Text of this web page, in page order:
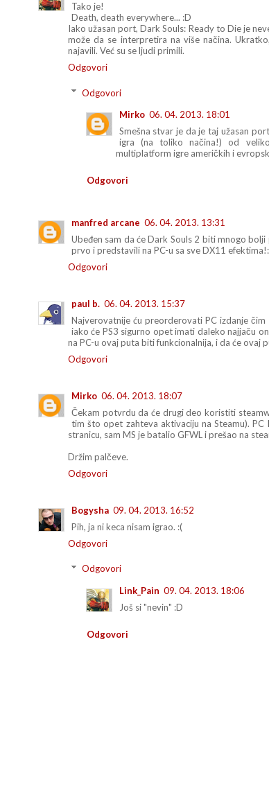
Tako je!
Death, death everywhere... :D
Iako užasan port, Dark Souls: Ready to Die je
može da se interpretira na više načina.
najavili. Već su se ljudi primili.
Odgovori
Odgovori
Mirko 06. 04. 2013. 18:01
Smešna stvar je da je taj užasan
igra (na toliko načina!) od
multiplatform igre američkih i
Odgovori
manfred arcane 06. 04. 2013. 13:31
Ubeđen sam da će Dark Souls 2 biti mnogo
prvo i predstavili na PC-u sa sve DX11
Odgovori
paul b. 06. 04. 2013. 15:37
Najverovatnije ću preorderovati PC izdanje
iako će PS3 sigurno opet imati daleko najjaču
na PC-u ovaj puta biti funkcionalnija, i da će ovaj
Odgovori
Mirko 06. 04. 2013. 18:07
Čekam potvrdu da će drugi deo koristiti
tim što opet zahteva aktivaciju na Steamu).
stranicu, sam MS je batalio GFWL i prešao na
Držim palčeve.
Odgovori
Bogysha 09. 04. 2013. 16:52
Pih, ja ni keca nisam igrao. :(
Odgovori
Odgovori
Link_Pain 09. 04. 2013. 18:06
Još si "nevin" :D
Odgovori